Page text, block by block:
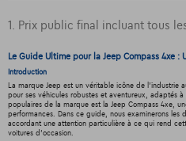
1. Prix public final incluant tous
Le Guide Ultime pour la Jeep Compass 4xe
Introduction
La marque Jeep est un véritable icône de l'industrie
pour ses véhicules robustes et aventureux, adaptés
populaires de la marque est la Jeep Compass 4xe,
performances. Dans ce guide, nous examinerons les
accordant une attention particulière à ce qui rend
voitures d'occasion.